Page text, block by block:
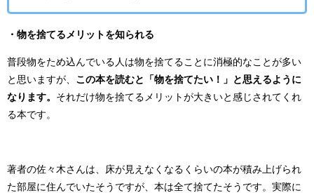
・ 物を捨てるメリットを知られる
普段物をため込んでいる人は物を捨てることに消極的なことが多い
と思いますが、 この本を読むと「物を捨てたい！」と思えるように
なります。 それだけ物を捨てるメリットが大きいと感じされてくれ
る本です。
著者の佐々木さんは、床が見えなくなるくらいの本が積み上げられ
た部屋に住んでいたそうですが、本は全て捨てたそうです。実際に